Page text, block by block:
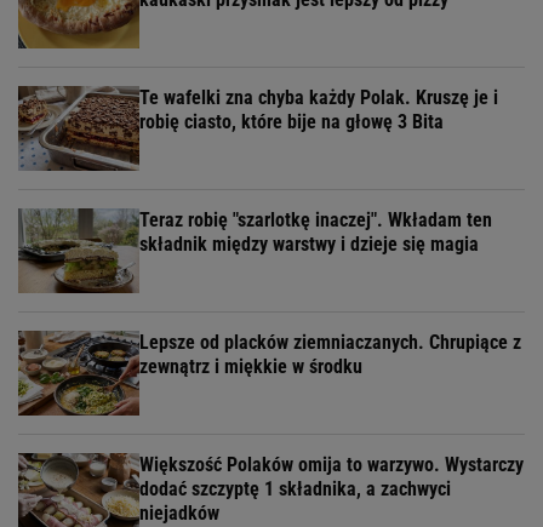
Te wafelki zna chyba każdy Polak. Kruszę je i
robię ciasto, które bije na głowę 3 Bita
Teraz robię "szarlotkę inaczej". Wkładam ten
składnik między warstwy i dzieje się magia
Lepsze od placków ziemniaczanych. Chrupiące z
zewnątrz i miękkie w środku
Większość Polaków omija to warzywo. Wystarczy
dodać szczyptę 1 składnika, a zachwyci
niejadków